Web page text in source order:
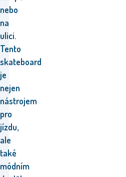
nebo
na
ulici.
Tento
skateboard
je
nejen
nástrojem
pro
jízdu,
ale
také
módním